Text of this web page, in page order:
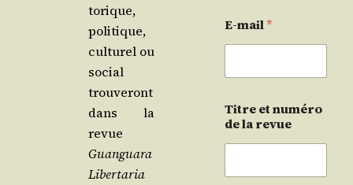
to­rique,
poli­tique,
cultu­rel ou
social
trou­ve­ront
dans la
revue
Guan­gua­ra
Liber­ta­ria
E-mail*
Titre et numéro
de la revue